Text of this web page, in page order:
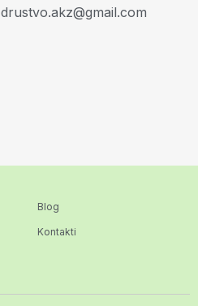
drustvo.akz@gmail.com
Blog
Kontakti